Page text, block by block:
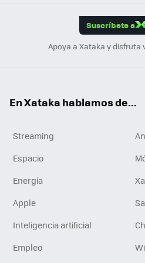
Suscríbete a
Apoya a Xataka y
En Xataka hablamos de...
Streaming
Espacio
Energía
Apple
Inteligencia artificial
Empleo